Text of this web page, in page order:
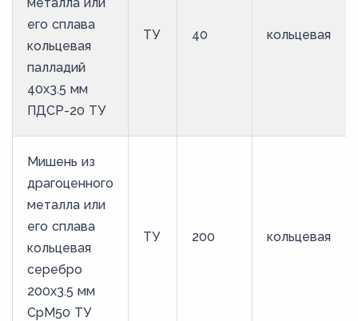
его сплава
кольцевая
палладий
40х3.5 мм
ПДСР-20 ТУ
ТУ 40 кольцевая
Мишень из
драгоценного
металла или
его сплава
кольцевая
серебро
200х3.5 мм
СрМ50 ТУ
ТУ 200 кольцевая